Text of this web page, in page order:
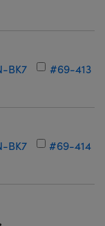
BK7 #69-413
BK7 #69-414